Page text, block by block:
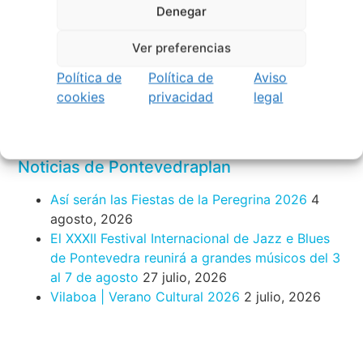
Denegar
Ver preferencias
Política de
cookies
Política de
privacidad
Aviso
legal
Noticias de Ourenseplan
Festival Noites Teatrais de Vilamarín 2026
Verano Cultural de Seixalbo 2026 31 mayo,
2026
Noticias de Pontevedraplan
Así serán las Fiestas de la Peregrina 2026 4
agosto, 2026
El XXXII Festival Internacional de Jazz e Blues
de Pontevedra reunirá a grandes músicos del 3
al 7 de agosto 27 julio, 2026
Vilaboa | Verano Cultural 2026 2 julio, 2026